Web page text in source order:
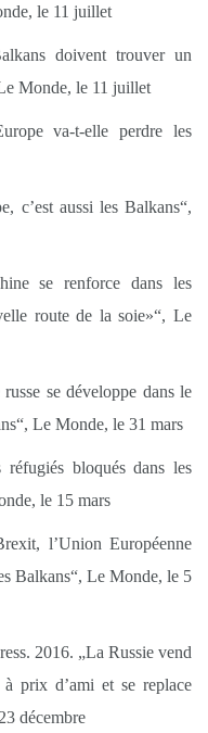
le 11 juillet
doivent trouver un
Monde, le 11 juillet
va-t-elle perdre les
c’est aussi les Balkans“,
se renforce dans les
route de la soie»“, Le
se développe dans le
Le Monde, le 31 mars
bloqués dans les
le 15 mars
l’Union Européenne
Balkans“, Le Monde, le 5
2016. „La Russie vend
prix d’ami et se replace
décembre